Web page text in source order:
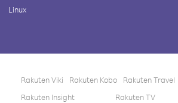
Linux
Rakuten Viki Rakuten Kobo Rakuten Travel
Rakuten Insight
Rakuten TV